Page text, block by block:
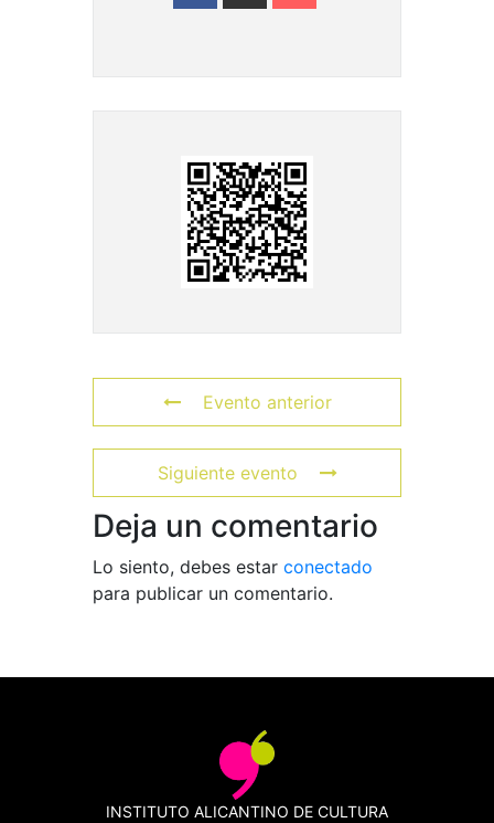
Evento anterior
Siguiente evento
Deja un comentario
Lo siento, debes estar conectado
para publicar un comentario.
INSTITUTO ALICANTINO DE CULTURA